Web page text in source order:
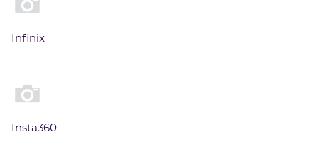
Infinix
Insta360